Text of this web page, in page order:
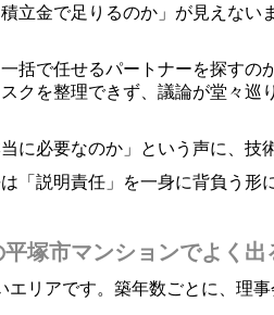
立金で足りるのか」が見えない
括で任せるパートナーを探すの
クを整理できず、議論が堂々巡
に必要なのか」という声に、
「説明責任」を一身に背負う形
平塚市マンションでよく
リアです。築年数ごとに、理